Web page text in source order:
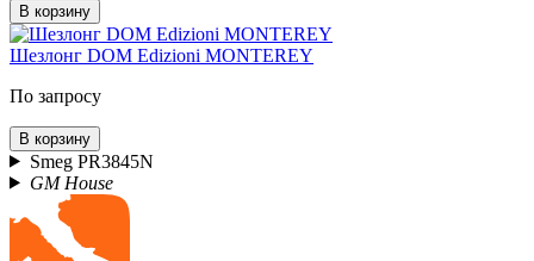
В корзину
Шезлонг DOM Edizioni MONTEREY
По запросу
В корзину
Smeg PR3845N
GM House